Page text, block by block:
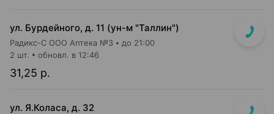
ул. Бурдейного, д. 11 (ун-м "Таллин")
Радикс-С ООО Аптека №3 до 21:00
31,25 р.
2 шт. обновл. в 12:46
ул. Я.Коласа, д. 32